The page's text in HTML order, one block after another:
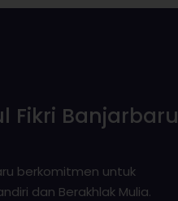
Fikri Banjarbaru
berkomitmen untuk
dan Berakhlak Mulia.